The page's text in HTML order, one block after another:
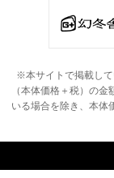
※本サイトで掲載し
（本体価格＋税）の金
いる場合を除き、本体